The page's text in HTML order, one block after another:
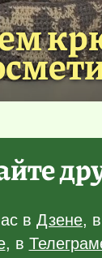
в Дзене, в
, в